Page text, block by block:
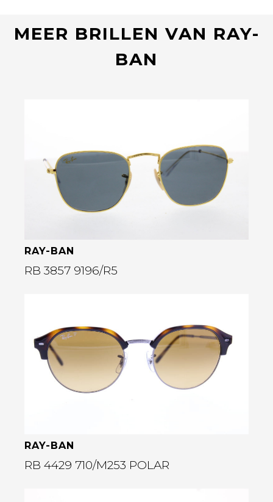
MEER BRILLEN VAN RAY-
BAN
RAY-BAN
RB 3857 9196/R5
Bekijk deze bril
RAY-BAN
RB 4429 710/M253 POLAR